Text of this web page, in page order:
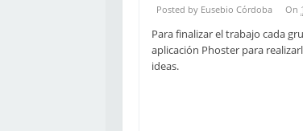
Posted by Eusebio Córdoba On
Para finalizar el trabajo cada
aplicación Phoster para
ideas.